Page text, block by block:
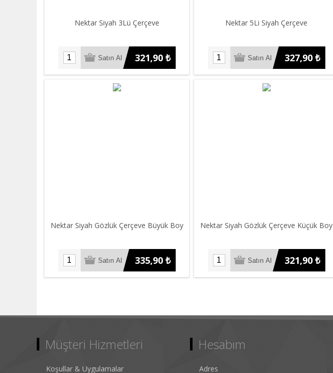
Nektar Siyah 3Lü Çerçeve
321,90 ₺
Nektar 5Li Siyah Çerçeve
327,90 ₺
Nektar Siyah Gözlük Çerçeve Büyük Boy
335,90 ₺
Nektar Siyah Gözlük Çerçeve Küçük Boy
321,90 ₺
Müşteri Hizmetleri
Koşullar & Uygulamalar
Hesabım
Adres